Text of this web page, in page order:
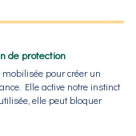
de protection
mobilisée pour créer un
Elle active notre instinct
elle peut bloquer